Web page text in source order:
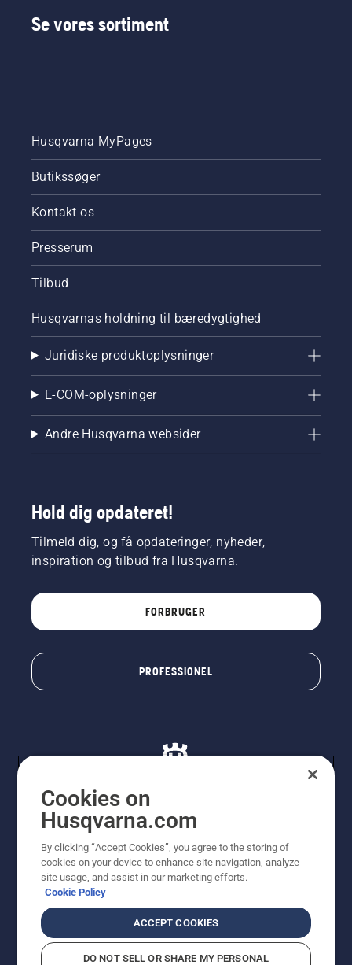
Se vores sortiment
Husqvarna MyPages
Butikssøger
Kontakt os
Presserum
Tilbud
Husqvarnas holdning til bæredygtighed
Juridiske produktoplysninger
E-COM-oplysninger
Andre Husqvarna websider
Hold dig opdateret!
Tilmeld dig, og få opdateringer, nyheder,
inspiration og tilbud fra Husqvarna.
FORBRUGER
PROFESSIONEL
viste priser er vejledende udsalgspriser. Der tages
forbehold for stave- og trykfejl samt prisændringer. Vi
stræber efter at have så nøjagtige oplysningerne på
dette websted som muligt. Alle anførte priser er
vejledende udsalgspriser (inkl. moms), medmindre
CookiepolitikAnvendelsesvilkår
Bekendtgørelse vedr. beskyttelse af personlige oplysninger
Cookies on
Husqvarna.com
By clicking “Accept Cookies”, you agree to the storing of
cookies on your device to enhance site navigation, analyze
site usage, and assist in our marketing efforts.
Cookie Policy
ACCEPT COOKIES
DO NOT SELL OR SHARE MY PERSONAL